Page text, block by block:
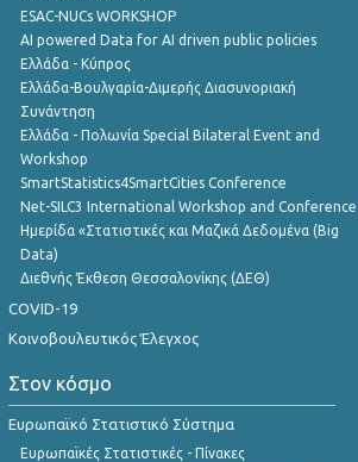
ESAC-NUCs WORKSHOP
AI powered Data for AI driven public policies
Ελλάδα - Κύπρος
Ελλάδα-Βουλγαρία-Διμερής Διασυνοριακή
Συνάντηση
Ελλάδα - Πολωνία Special Bilateral Event and
Workshop
SmartStatistics4SmartCities Conference
Net-SILC3 International Workshop and Conference
Ημερίδα «Στατιστικές και Μαζικά Δεδομένα (Big
Data)
Διεθνής Έκθεση Θεσσαλονίκης (ΔΕΘ)
COVID-19
Κοινοβουλευτικός Έλεγχος
Στον κόσμο
Ευρωπαϊκό Στατιστικό Σύστημα
Ευρωπαϊκές Στατιστικές - Πίνακες